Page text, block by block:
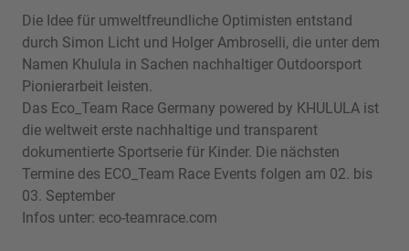
Die Idee für umweltfreundliche Optimisten entstand
durch Simon Licht und Holger Ambroselli, die unter dem
Namen Khulula in Sachen nachhaltiger Outdoorsport
Pionierarbeit leisten.
Das Eco_Team Race Germany powered by KHULULA ist
die weltweit erste nachhaltige und transparent
dokumentierte Sportserie für Kinder. Die nächsten
Termine des ECO_Team Race Events folgen am 02. bis
03. September
Infos unter: eco-teamrace.com